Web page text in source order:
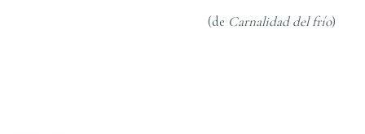
(de Carnalidad del frí­o)